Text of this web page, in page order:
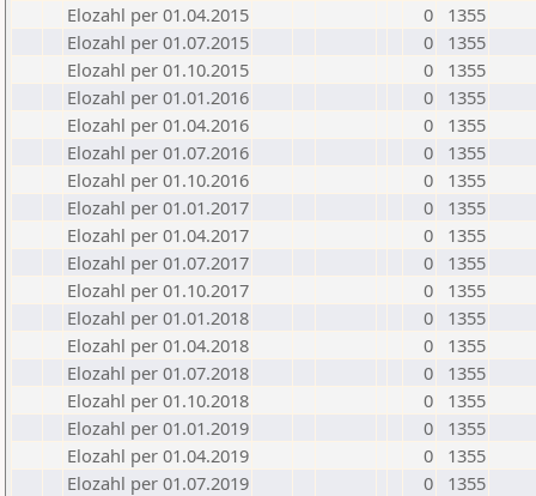
Elozahl per 01.04.2015
0
1355
Elozahl per 01.07.2015
0
1355
Elozahl per 01.10.2015
0
1355
Elozahl per 01.01.2016
0
1355
Elozahl per 01.04.2016
0
1355
Elozahl per 01.07.2016
0
1355
Elozahl per 01.10.2016
0
1355
Elozahl per 01.01.2017
0
1355
Elozahl per 01.04.2017
0
1355
Elozahl per 01.07.2017
0
1355
Elozahl per 01.10.2017
0
1355
Elozahl per 01.01.2018
0
1355
Elozahl per 01.04.2018
0
1355
Elozahl per 01.07.2018
0
1355
Elozahl per 01.10.2018
0
1355
Elozahl per 01.01.2019
0
1355
Elozahl per 01.04.2019
0
1355
Elozahl per 01.07.2019
0
1355